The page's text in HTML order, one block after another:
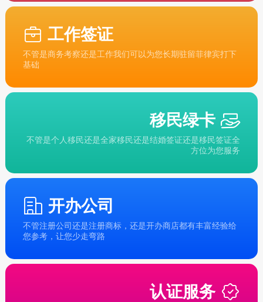
工作签证
不管是商务考察还是工作我们可以为您长期驻留菲律宾打下
基础
移民绿卡
不管是个人移民还是全家移民还是结婚签证还是移民签证全
方位为您服务
开办公司
不管注册公司还是注册商标，还是开办商店都有丰富经验给
您参考，让您少走弯路
认证服务